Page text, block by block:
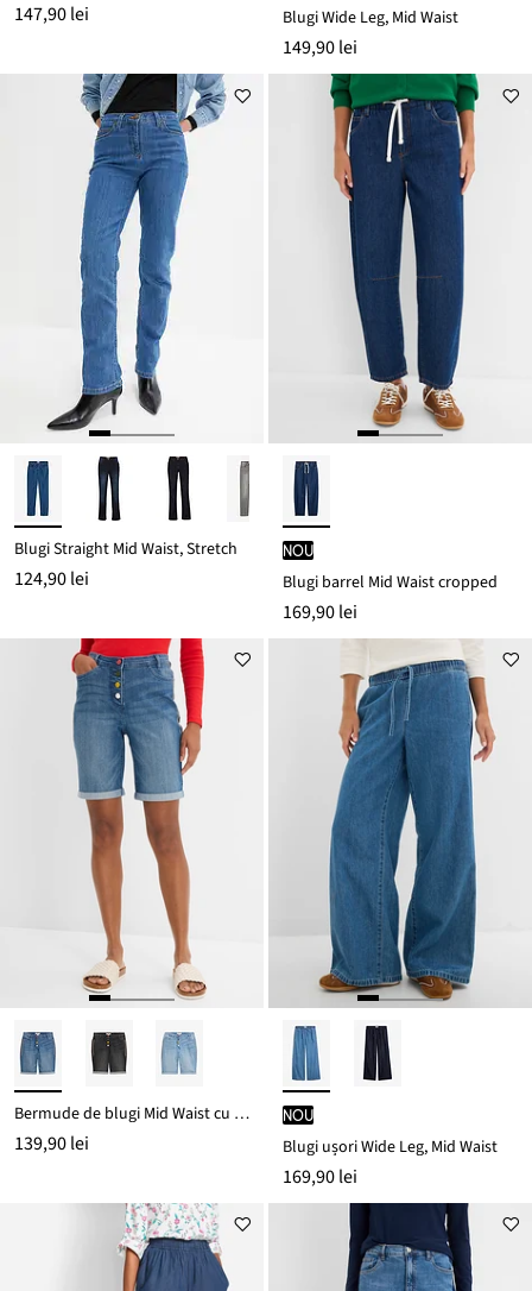
147,90 lei Blugi Wide Leg, Mid Waist
149,90 lei
Blugi Straight Mid Waist, Stretch
124,90 lei
nou
Blugi barrel Mid Waist cropped
169,90 lei
Bermude de blugi Mid Waist cu broderie și talie comodă
139,90 lei
nou
Blugi ușori Wide Leg, Mid Waist
169,90 lei